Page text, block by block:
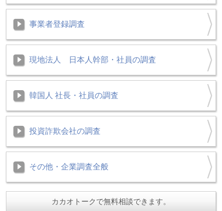
事業者登録調査
現地法人 日本人幹部・社員の調査
韓国人 社長・社員の調査
投資詐欺会社の調査
その他・企業調査全般
カカオトークで無料相談できます。